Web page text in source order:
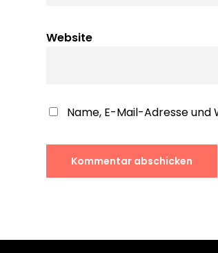
Website
Name, E-Mail-Adresse